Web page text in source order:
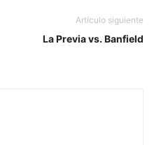
Artículo siguiente
La Previa vs. Banfield